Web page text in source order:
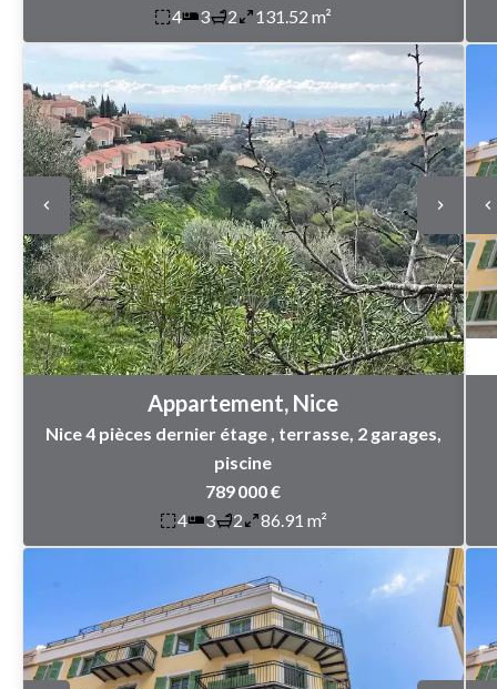
4
3 2 131.52 m²
Appartement, Nice
Nice 4 pièces dernier étage , terrasse, 2 garages,
piscine
789 000 €
4
3 2 86.91 m²